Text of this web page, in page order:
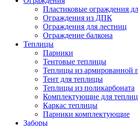
Пластиковые ограждения
Ограждения из ДПК
Ограждения для лестниц
Ограждение балкона
Теплицы
Парники
Тентовые теплицы
Теплицы из армированной
Тент для теплицы
Теплицы из поликарбоната
Комплектующие для теплиц
Каркас теплицы
Парники комплектующие
Заборы